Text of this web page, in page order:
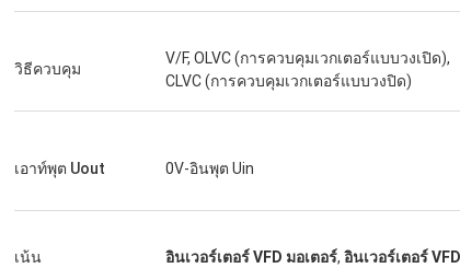
วิธีควบคุม
V/F, OLVC (การควบคุมเวกเตอร์แบบวงเปิด),
CLVC (การควบคุมเวกเตอร์แบบวงปิด)
เอาท์พุต Uout 0V-อินพุต Uin
เน้น อินเวอร์เตอร์ VFD มอเตอร์, อินเวอร์เตอร์